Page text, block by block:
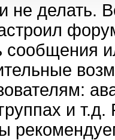
не делать.
и